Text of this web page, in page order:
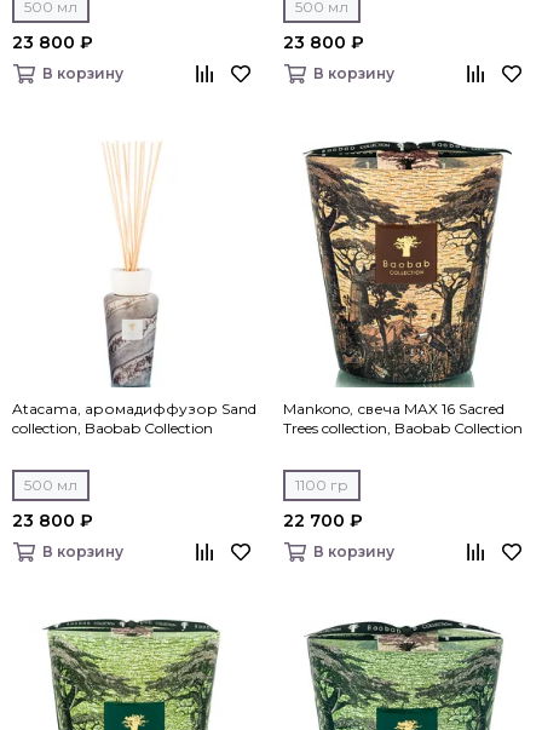
500 мл
23 800 ₽
В корзину
500 мл
23 800 ₽
В корзину
Atacama, аромадиффузор Sand
collection, Baobab Collection
500 мл
23 800 ₽
В корзину
Mankono, свеча MAX 16 Sacred
Trees collection, Baobab Collection
1100 гр
22 700 ₽
В корзину